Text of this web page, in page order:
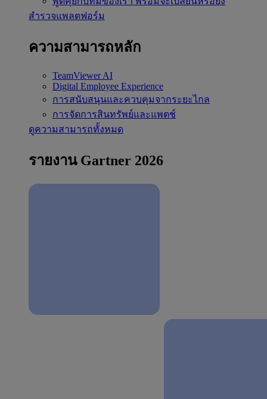
สำรวจแพลตฟอร์ม
ความสามารถหลัก
TeamViewer AI
Digital Employee Experience
การสนับสนุนและควบคุมจากระยะไกล
การจัดการสินทรัพย์และแพตช์
ดูความสามารถทั้งหมด
รายงาน Gartner 2026